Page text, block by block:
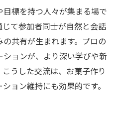
標を持つ人々が集まる場で
て参加者同士が自然と会話
共有が生まれます。プロの
ョンが、より深い学びや新
うした交流は、お菓子作り
ョン維持にも効果的です。